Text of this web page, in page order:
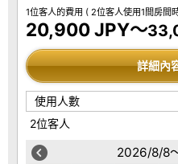
1位客人的費用 ( 2位客人使用1間房間
20,900 JPY～
詳細內
使用人數
2位客人
2026/8/8